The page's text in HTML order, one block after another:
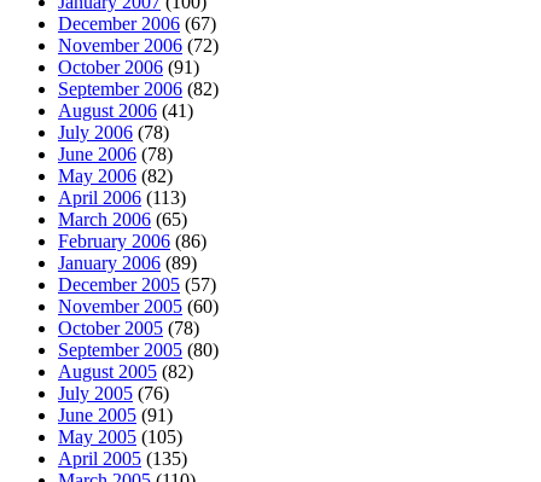
December 2006 (67)
November 2006 (72)
October 2006 (91)
September 2006 (82)
August 2006 (41)
July 2006 (78)
June 2006 (78)
May 2006 (82)
April 2006 (113)
March 2006 (65)
February 2006 (86)
January 2006 (89)
December 2005 (57)
November 2005 (60)
October 2005 (78)
September 2005 (80)
August 2005 (82)
July 2005 (76)
June 2005 (91)
May 2005 (105)
April 2005 (135)